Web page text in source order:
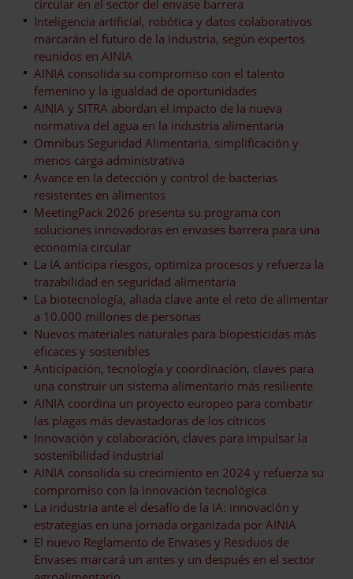
circular en el sector del envase barrera
Inteligencia artificial, robótica y datos colaborativos
marcarán el futuro de la industria, según expertos
reunidos en AINIA
AINIA consolida su compromiso con el talento
femenino y la igualdad de oportunidades
AINIA y SITRA abordan el impacto de la nueva
normativa del agua en la industria alimentaria
Omnibus Seguridad Alimentaria, simplificación y
menos carga administrativa
Avance en la detección y control de bacterias
resistentes en alimentos
MeetingPack 2026 presenta su programa con
soluciones innovadoras en envases barrera para una
economía circular
La IA anticipa riesgos, optimiza procesos y refuerza la
trazabilidad en seguridad alimentaria
La biotecnología, aliada clave ante el reto de alimentar
a 10.000 millones de personas
Nuevos materiales naturales para biopesticidas más
eficaces y sostenibles
Anticipación, tecnología y coordinación, claves para
una construir un sistema alimentario más resiliente
AINIA coordina un proyecto europeo para combatir
las plagas más devastadoras de los cítricos
Innovación y colaboración, claves para impulsar la
sostenibilidad industrial
AINIA consolida su crecimiento en 2024 y refuerza su
compromiso con la innovación tecnológica
La industria ante el desafío de la IA: innovación y
estrategias en una jornada organizada por AINIA
El nuevo Reglamento de Envases y Residuos de
Envases marcará un antes y un después en el sector